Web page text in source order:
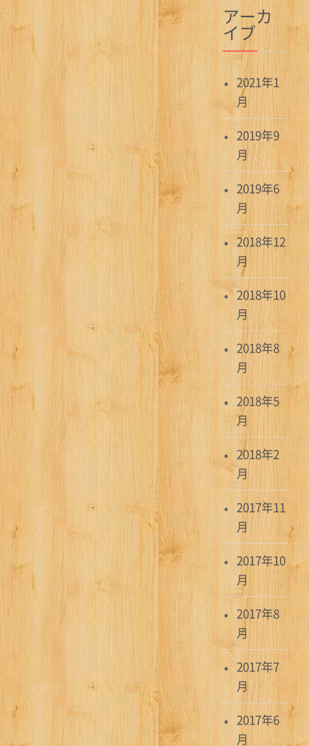
アーカ
イブ
2021年1
月
2019年9
月
2019年6
月
2018年12
月
2018年10
月
2018年8
月
2018年5
月
2018年2
月
2017年11
月
2017年10
月
2017年8
月
2017年7
月
2017年6
月